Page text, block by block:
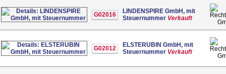
G02016
LINDENSPIRE GmbH, mit
Steuernummer Verkauft
G02012
ELSTERUBIN GmbH, mit
Steuernummer Verkauft